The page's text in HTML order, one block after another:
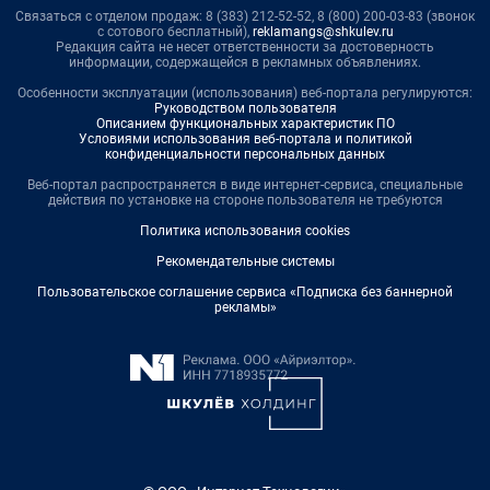
Связаться с отделом продаж: 8 (383) 212-52-52, 8 (800) 200-03-83 (звонок
с сотового бесплатный), reklamangs@shkulev.ru
Редакция сайта не несет ответственности за достоверность
информации, содержащейся в рекламных объявлениях.
Особенности эксплуатации (использования) веб-портала регулируются:
Руководством пользователя
Описанием функциональных характеристик ПО
Условиями использования веб-портала и политикой
конфиденциальности персональных данных
Веб-портал распространяется в виде интернет-сервиса, специальные
действия по установке на стороне пользователя не требуются
Политика использования cookies
Рекомендательные системы
Пользовательское соглашение сервиса «Подписка без баннерной
рекламы»